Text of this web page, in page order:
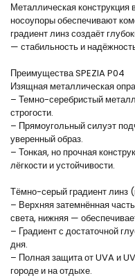
Металлическая конструкция
носоупоры обеспечивают
градиент линз создаёт
— стабильность и
Преимущества SPEZIA P04
Изящная металлическая
– Темно-серебристый
строгости.
– Прямоугольный силуэт
уверенный образ.
– Тонкая, но прочная
лёгкости и устойчивости.
Тёмно-серый градиент линз
– Верхняя затемнённая
света, нижняя —
– Градиент с достаточной
дня.
– Полная защита от UVA и
городе и на отдыхе.